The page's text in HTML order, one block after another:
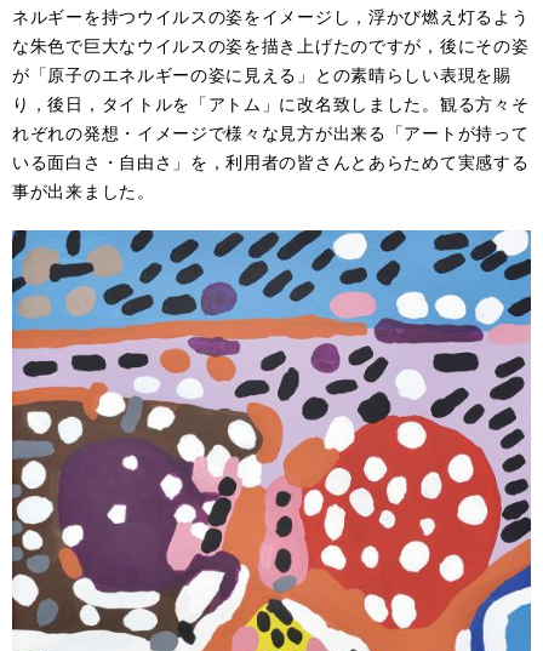
ネルギーを持つウイルスの姿をイメージし，浮かび燃え灯るよう
な朱色で巨大なウイルスの姿を描き上げたのですが，後にその姿
が「原子のエネルギーの姿に見える」との素晴らしい表現を賜
り，後日，タイトルを「アトム」に改名致しました。観る方々そ
れぞれの発想・イメージで様々な見方が出来る「アートが持って
いる面白さ・自由さ」を，利用者の皆さんとあらためて実感する
事が出来ました。